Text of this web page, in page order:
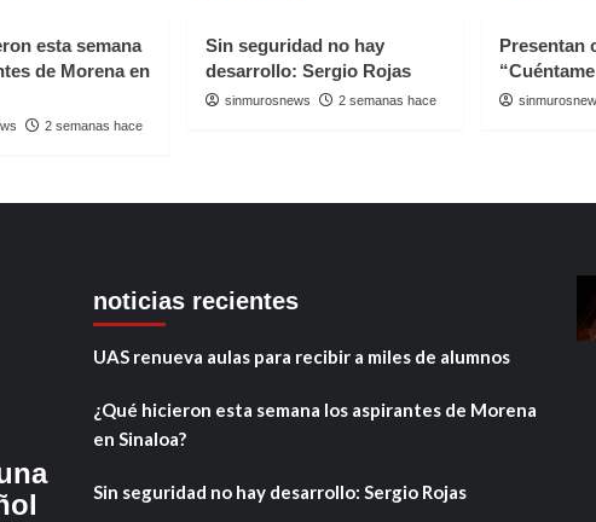
esta semana
de Morena en
2 semanas hace
Sin seguridad no hay
desarrollo: Sergio Rojas
sinmurosnews 2 semanas hace
Presentan
noticias recientes
UAS renueva aulas para recibir a miles de alumnos
¿Qué hicieron esta semana los aspirantes de Morena
en Sinaloa?
Sin seguridad no hay desarrollo: Sergio Rojas